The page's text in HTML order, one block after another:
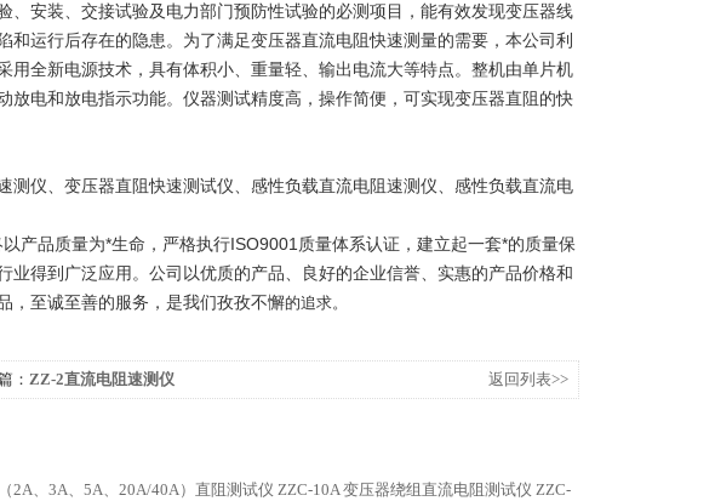
、安装、交接试验及电力部门预防性试验的必测项目，能有效发现变压器线
运行后存在的隐患。为了满足变压器直流电阻快速测量的需要，本公司利
用全新电源技术，具有体积小、重量轻、输出电流大等特点。整机由单片机
放电和放电指示功能。仪器测试精度高，操作简便，可实现变压器直阻的快
测仪、变压器直阻快速测试仪、感性负载直流电阻速测仪、感性负载直流电
产品质量为*生命，严格执行ISO9001质量体系认证，建立起一套*的质量保
得到广泛应用。公司以优质的产品、良好的企业信誉、实惠的产品价格和
，至诚至善的服务，是我们孜孜不懈的追求。
： ZZ-2直流电阻速测仪 返回列表>>
2A、3A、5A、20A/40A）直阻测试仪 ZZC-10A 变压器绕组直流电阻测试仪 ZZC-